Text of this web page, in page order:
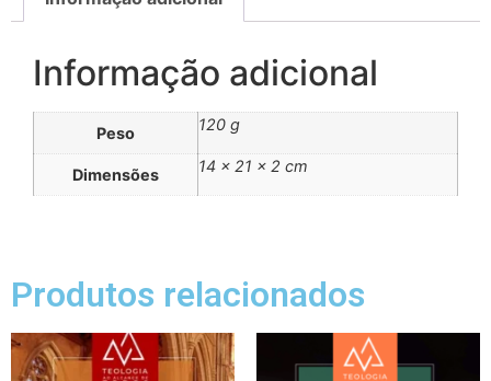
Informação adicional
Peso 120 g
Dimensões 14 × 21 × 2 cm
Produtos relacionados